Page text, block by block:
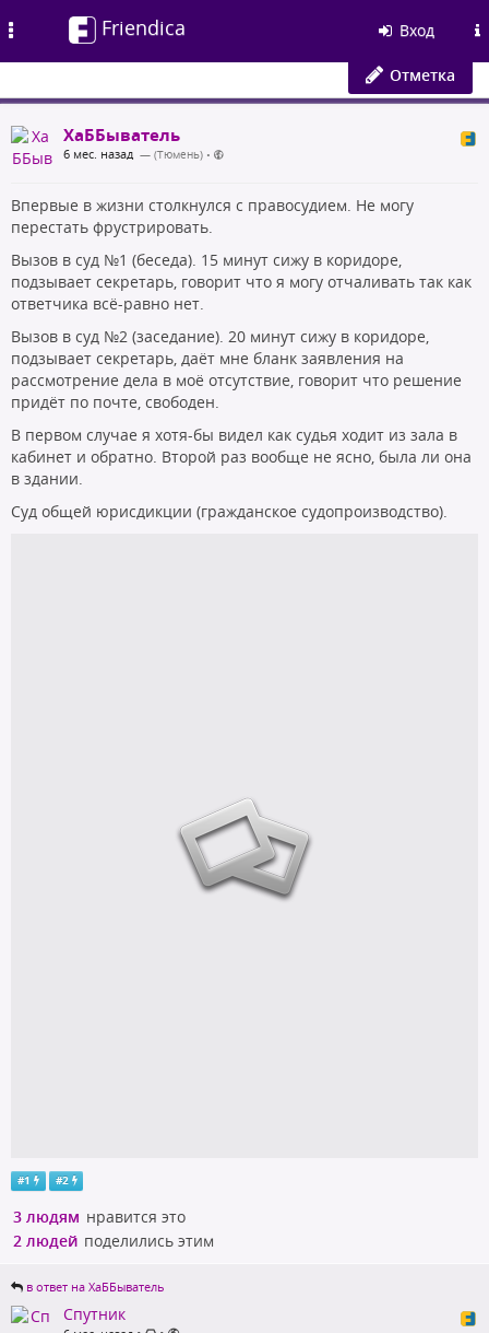
Friendica Вход
Отметка
ХаББыватель
6 мес. назад — (Тюмень) •
Впервые в жизни столкнулся с правосудием. Не могу
перестать фрустрировать.
Вызов в суд №1 (беседа). 15 минут сижу в коридоре,
подзывает секретарь, говорит что я могу отчаливать так как
ответчика всё-равно нет.
Вызов в суд №2 (заседание). 20 минут сижу в коридоре,
подзывает секретарь, даёт мне бланк заявления на
рассмотрение дела в моё отсутствие, говорит что решение
придёт по почте, свободен.
В первом случае я хотя-бы видел как судья ходит из зала в
кабинет и обратно. Второй раз вообще не ясно, была ли она
в здании.
Суд общей юрисдикции (гражданское судопроизводство).
#1 #2
3 людям нравится это
2 людей поделились этим
в ответ на ХаББыватель
Спутник